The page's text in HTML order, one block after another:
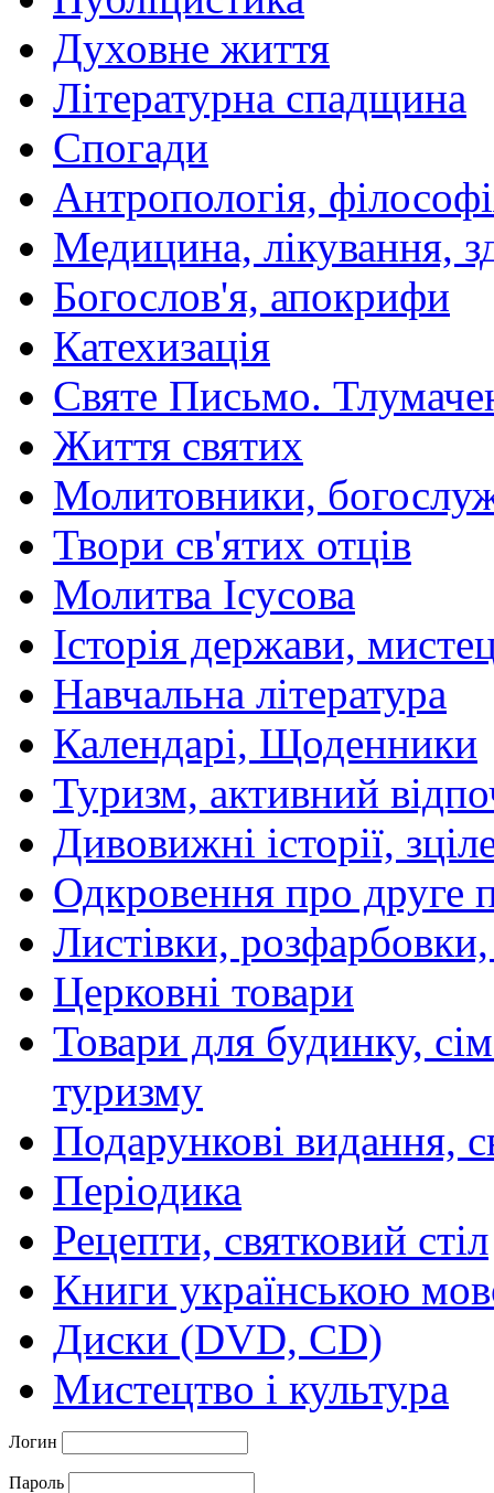
Духовне життя
Літературна спадщина
Спогади
Антропологія,
Медицина, лікування,
Богослов'я, апокрифи
Катехизація
Святе Письмо.
Життя святих
Молитовники,
Твори св'ятих отців
Молитва Ісусова
Історія держави,
Навчальна література
Календарі, Щоденники
Туризм, активний
Дивовижні історії,
Одкровення про друге
Листівки,
Церковні товари
Товари для будинку,
туризму
Подарункові видання,
Періодика
Рецепти, святковий стіл
Книги українською
Диски (DVD, CD)
Мистецтво і культура
Логин
Пароль